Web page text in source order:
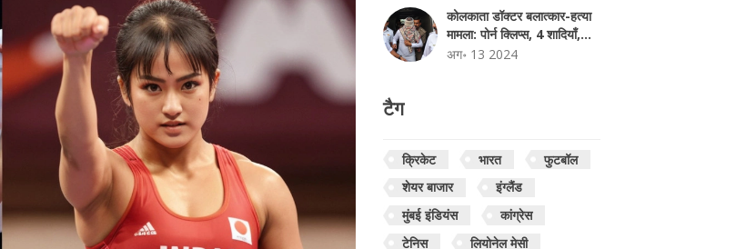
कोलकाता डॉक्टर बलात्कार-हत्या
मामला: पोर्न क्लिप्स, 4 शादियाँ,
अपराधी संजय रॉय के आरजी कर
अग॰ 13 2024
टैग
क्रिकेट भारत
फुटबॉल
शेयर बाजार
इंग्लैंड
मुंबई इंडियंस
कांग्रेस
टेनिस
लियोनेल मेसी